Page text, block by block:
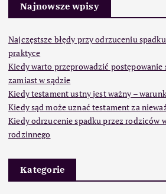
Najnowsze wpisy
Najczęstsze błędy przy odrzuceniu
praktyce
Kiedy warto przeprowadzić postępowanie
zamiast w sądzie
Kiedy testament ustny jest ważny –
Kiedy sąd może uznać testament za
Kiedy odrzucenie spadku przez rodziców
rodzinnego
Kategorie